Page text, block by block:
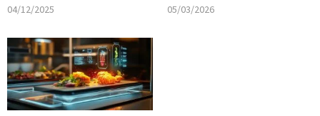
04/12/2025 05/03/2026